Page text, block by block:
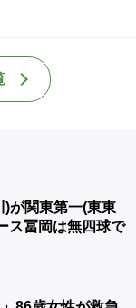
が関東第一(東東
ス冨岡は無四球で